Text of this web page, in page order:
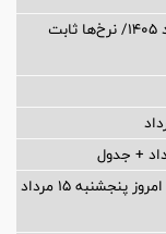
قیمت دلار در بازار آزاد امروز چهارشنبه ۱۴ مرداد ۱۴۰۵/ نرخ‌ها ثابت
تغییر تند قیمت محصولات ایران‌خودرو و سایپا امروز پنجشنبه ۱۵ مرداد